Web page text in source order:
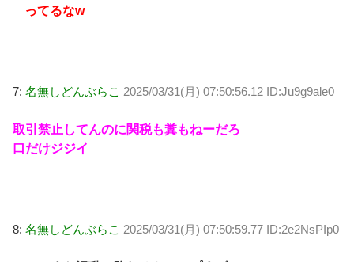
ってるなw
7: 名無しどんぶらこ 2025/03/31(月) 07:50:56.12 ID:Ju9g9ale0
取引禁止してんのに関税も糞もねーだろ
口だけジジイ
8: 名無しどんぶらこ 2025/03/31(月) 07:50:59.77 ID:2e2NsPIp0